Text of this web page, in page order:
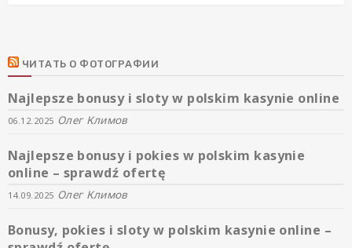
ЧИТАТЬ О ФОТОГРАФИИ
Najlepsze bonusy i sloty w polskim kasynie online
06.12.2025 Олег Климов
Najlepsze bonusy i pokies w polskim kasynie
online – sprawdź ofertę
14.09.2025 Олег Климов
Bonusy, pokies i sloty w polskim kasynie online –